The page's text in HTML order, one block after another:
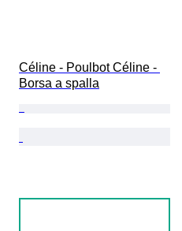
Céline - Poulbot Céline -
Borsa a spalla